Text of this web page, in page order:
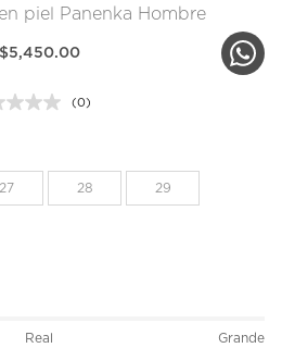
en piel Panenka Hombre
$5,450.00
Sin
la
misma
(0)
27 28 29
Real
Grande